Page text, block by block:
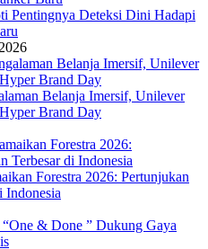
Pentingnya Deteksi Dini Hadapi
Belanja Imersif, Unilever
Brand Day
Forestra 2026: Pertunjukan
Indonesia